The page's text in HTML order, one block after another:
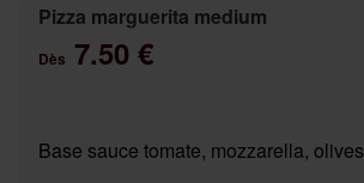
Pizza marguerita medium
Dès 7.50 €
Base sauce tomate, mozzarella, olives